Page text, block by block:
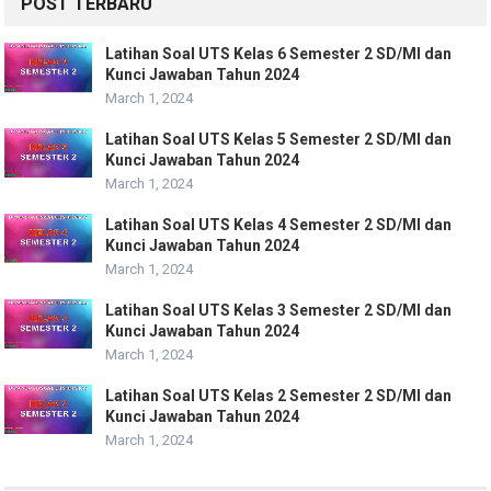
Latihan Soal UTS Kelas 6 Semester 2 SD/MI dan
Kunci Jawaban Tahun 2024
March 1, 2024
Latihan Soal UTS Kelas 5 Semester 2 SD/MI dan
Kunci Jawaban Tahun 2024
March 1, 2024
Latihan Soal UTS Kelas 4 Semester 2 SD/MI dan
Kunci Jawaban Tahun 2024
March 1, 2024
Latihan Soal UTS Kelas 3 Semester 2 SD/MI dan
Kunci Jawaban Tahun 2024
March 1, 2024
Latihan Soal UTS Kelas 2 Semester 2 SD/MI dan
Kunci Jawaban Tahun 2024
March 1, 2024